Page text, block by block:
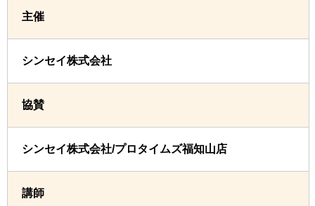
主催
シンセイ株式会社
協賛
シンセイ株式会社/プロタイムズ福知山店
講師